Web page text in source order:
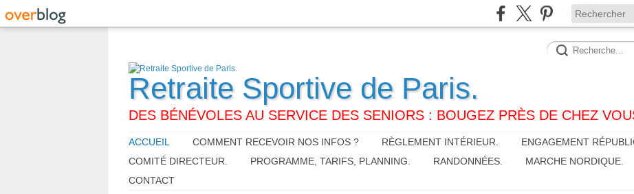
Retraite Sportive de Paris.
DES BÉNÉVOLES AU SERVICE DES SENIORS : BOUGEZ PRÈS DE CHEZ
ACCUEIL COMMENT RECEVOIR NOS INFOS ? RÈGLEMENT INTÉRIEUR.
ENGAGEMENT
COMITÉ DIRECTEUR.
PROGRAMME, TARIFS, PLANNING. RANDONNÉES. MARCHE NORDIQUE.
CONTACT